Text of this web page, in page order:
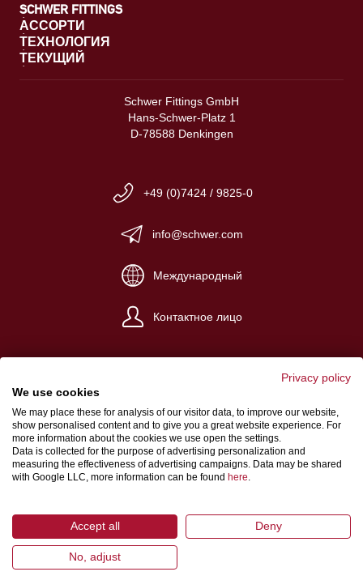
SCHWER FITTINGS
АССОРТИ
ТЕХНОЛОГИЯ
ТЕКУЩИЙ
Schwer Fittings GmbH
Hans-Schwer-Platz 1
D-78588 Denkingen
+49 (0)7424 / 9825-0
info@schwer.com
Международный
Контактное лицо
Импрессум
Общие условия сделки
Защита информации
© 2026 Schwer Fittings
Privacy policy
We use cookies
We may place these for analysis of our visitor data, to improve our website,
show personalised content and to give you a great website experience. For
more information about the cookies we use open the settings.
Data is collected for the purpose of advertising personalization and
measuring the effectiveness of advertising campaigns. Data may be shared
with Google LLC, more information can be found here.
Accept all Deny
No, adjust